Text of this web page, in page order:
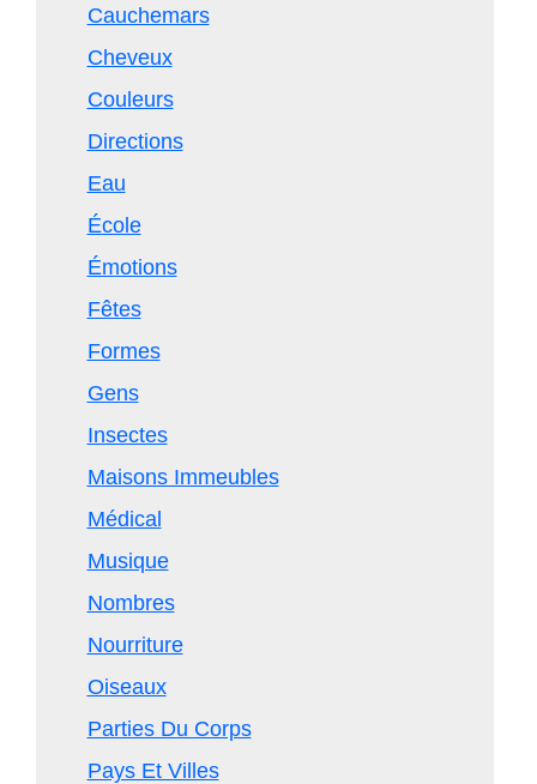
Cauchemars
Cheveux
Couleurs
Directions
Eau
École
Émotions
Fêtes
Formes
Gens
Insectes
Maisons Immeubles
Médical
Musique
Nombres
Nourriture
Oiseaux
Parties Du Corps
Pays Et Villes